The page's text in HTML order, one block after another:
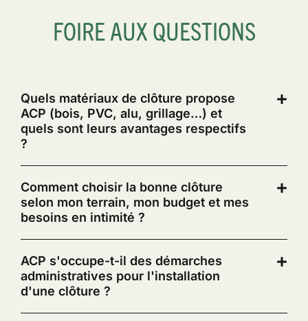
FOIRE AUX QUESTIONS
Quels matériaux de clôture propose
ACP (bois, PVC, alu, grillage…) et
quels sont leurs avantages respectifs
?
Comment choisir la bonne clôture
selon mon terrain, mon budget et mes
besoins en intimité ?
ACP s'occupe-t-il des démarches
administratives pour l'installation
d'une clôture ?